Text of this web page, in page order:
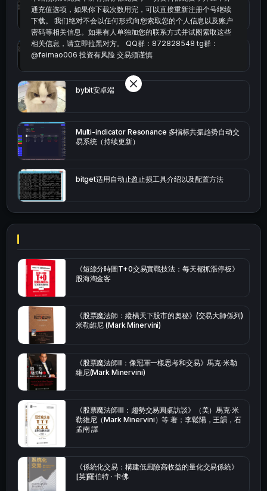
统计涨跌幅的python代码
okx的短线量化的免费版本
bybit安卓端
Multi-indicator Resonance 多指标共振趋势自动交
易系统（持续更新）
bitget适用自动止盈止损工具介绍以及配置方法
《短線分時圖T+0交易實戰技法：每天都抓漲停板》
股海淘金客
《股票魔法師：縱橫天下股市的奧秘》(交易大師係列)
米勒維尼 (Mark Minervini)
《股票魔法師Ⅱ：像冠軍一樣思考和交易》馬克·米勒
維尼(Mark Minervini)
《股票魔法師Ⅲ：趨勢交易圓桌訪談》（美）馬克·米
勒維尼（Mark Minervini）等 著；李鬆陽，王韻，石
孟南 譯
《係統化交易：構建低風險高收益的量化交易係統》
[英]羅伯特 · 卡佛
通充值选项，如果你下载次数用完，可以直接重新注册个号继续
下载。 我们绝对不会以任何形式向您索取您的个人信息以及账户
密码等相关信息。如果有人单独加您的联系方式并试图索取这些
相关信息，请立即拉黑对方。 QQ群：872828548 tg群：
@feimao006 投资有风险 交易须谨慎